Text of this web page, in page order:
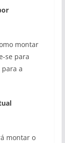
montar
se para
a
montar o